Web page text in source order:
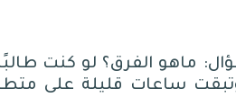
: ماهو الفرق؟ لو كنت
ساعات قليلة على